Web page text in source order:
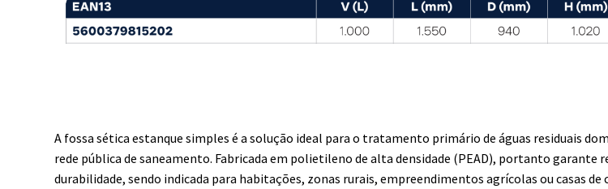
A fossa sética estanque simples é a solução ideal para o tratamento primário de águas residuais
rede pública de saneamento. Fabricada em polietileno de alta densidade (PEAD), portanto garante
durabilidade, sendo indicada para habitações, zonas rurais, empreendimentos agrícolas ou casas de